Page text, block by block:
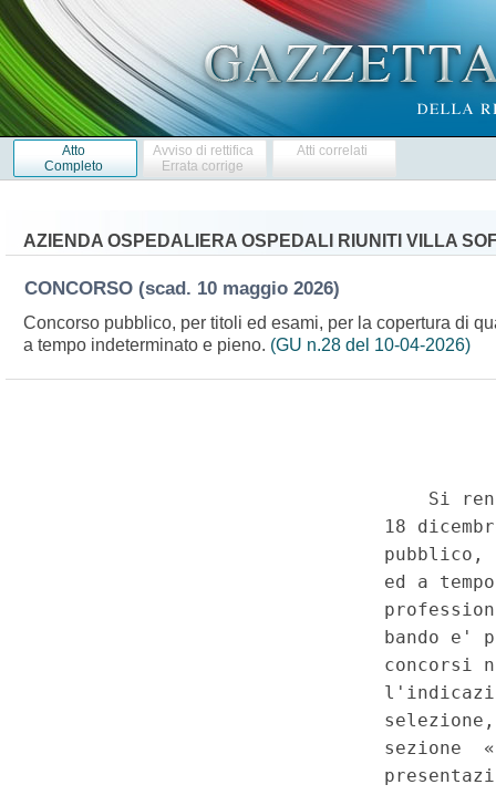
Atto
Completo
Avviso di rettifica
Errata corrige
Atti correlati
AZIENDA OSPEDALIERA OSPEDALI RIUNITI VILLA
CONCORSO (scad. 10 maggio 2026)
Concorso pubblico, per titoli ed esami, per la copertura di
a tempo indeterminato e pieno. (GU n.28 del 10-04-2026)